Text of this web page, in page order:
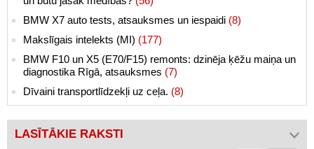
BMW X7 auto tests, atsauksmes un iespaidi (8)
Makslīgais intelekts (MI) (177)
BMW F10 un X5 (E70/F15) remonts: dzinēja ķēžu maiņa un
diagnostika Rīgā, atsauksmes (7)
Dīvaini transportlīdzekļi uz ceļa. (8)
LASĪTĀKIE RAKSTI